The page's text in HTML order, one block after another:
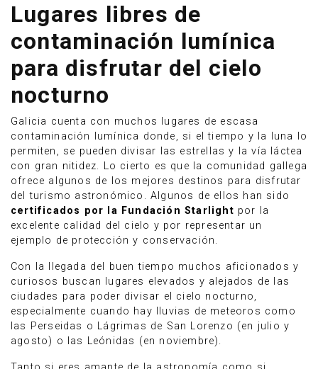
Anúnciate
Lugares libres de
contaminación lumínica
para disfrutar del cielo
nocturno
Galicia cuenta con muchos lugares de escasa
contaminación lumínica donde, si el tiempo y la luna lo
permiten, se pueden divisar las estrellas y la vía láctea
con gran nitidez. Lo cierto es que la comunidad gallega
ofrece algunos de los mejores destinos para disfrutar
del turismo astronómico. Algunos de ellos han sido
certificados por la Fundación Starlight por la
excelente calidad del cielo y por representar un
ejemplo de protección y conservación.
Con la llegada del buen tiempo muchos aficionados y
curiosos buscan lugares elevados y alejados de las
ciudades para poder divisar el cielo nocturno,
especialmente cuando hay lluvias de meteoros como
las Perseidas o Lágrimas de San Lorenzo (en julio y
agosto) o las Leónidas (en noviembre).